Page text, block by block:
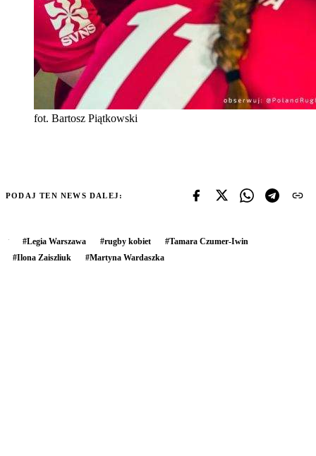
fot. Bartosz Piątkowski
PODAJ TEN NEWS DALEJ:
#Legia Warszawa #rugby kobiet #Tamara Czumer-Iwin
#Ilona Zaiszliuk #Martyna Wardaszka